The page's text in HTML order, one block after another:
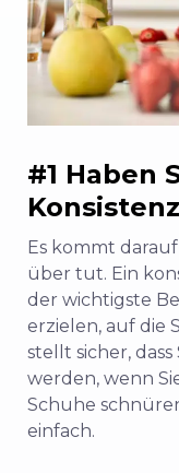
#1 Haben
Es kommt
über tut. Ein
der wichtigste
erzielen, auf die
stellt sicher, dass
werden, wenn
Schuhe
einfach.